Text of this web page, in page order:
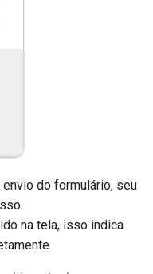
do formulário, seu
na tela, isso indica